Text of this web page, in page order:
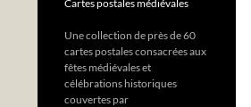
Cartes postales médiévales
Une collection de près de 60
cartes postales consacrées aux
fêtes médiévales et
célébrations historiques
couvertes par